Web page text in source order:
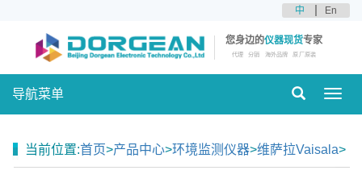
中 En
您身边的仪器现货专家
代理 分销 海外品牌 原厂原装
导航菜单
当前位置:首页>产品中心>环境监测仪器>维萨拉Vaisala>